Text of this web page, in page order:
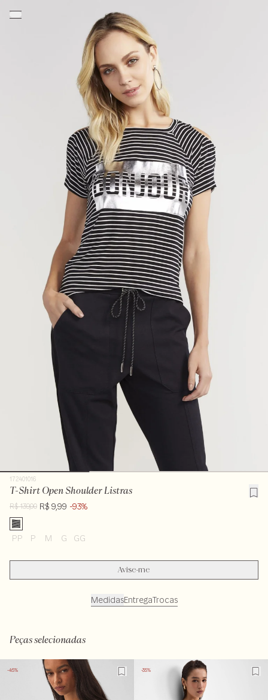
172401016
T-Shirt Open Shoulder Listras
R$ 139,00 R$ 9,99 -93%
PP P M G GG
Avise-me
MedidasEntregaTrocas
Peças selecionadas
-45% -35%